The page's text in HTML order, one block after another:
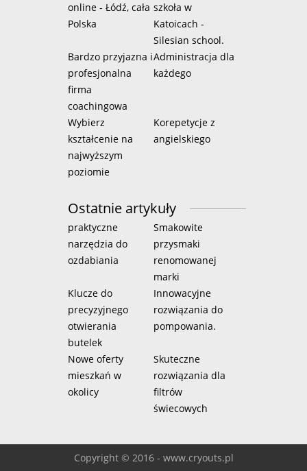
online - Łódź, cała
Polska
szkoła w
Katoicach -
Silesian school.
Bardzo przyjazna i
profesjonalna
firma
coachingowa
Administracja dla
każdego
Wybierz
kształcenie na
najwyższym
poziomie
Korepetycje z
angielskiego
Ostatnie artykuły
praktyczne
narzędzia do
ozdabiania
Smakowite
przysmaki
renomowanej
marki
Klucze do
precyzyjnego
otwierania
butelek
Innowacyjne
rozwiązania do
pompowania.
Nowe oferty
mieszkań w
okolicy
Skuteczne
rozwiązania dla
filtrów
świecowych
Copyright © 2016 - www.cryouts.pl